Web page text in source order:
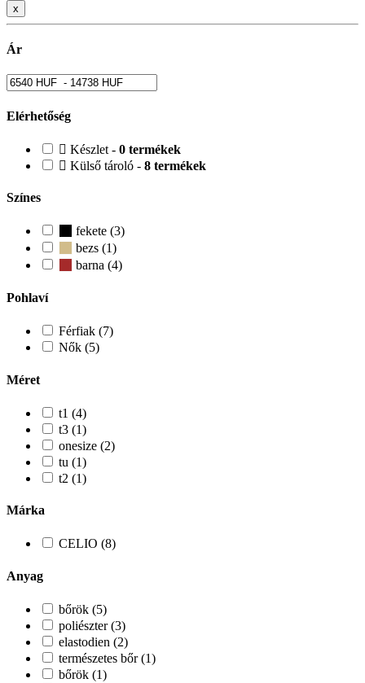
x
Ár
Elérhetőség
Készlet - 0 termékek
Külső tároló - 8 termékek
Színes
fekete (3)
bezs (1)
barna (4)
Pohlaví
Férfiak (7)
Nők (5)
Méret
t1 (4)
t3 (1)
onesize (2)
tu (1)
t2 (1)
Márka
CELIO (8)
Anyag
bőrök (5)
poliészter (3)
elastodien (2)
természetes bőr (1)
bőrök (1)